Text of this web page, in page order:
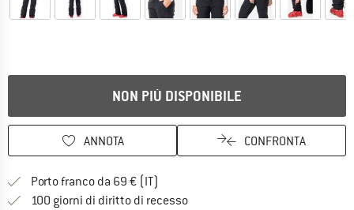
NON PIÙ DISPONIBILE
ANNOTA CONFRONTA
Porto franco da 69 € (IT)
100 giorni di diritto di recessoVai alla politica di recesso qui